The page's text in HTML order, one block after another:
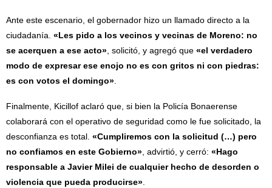
Ante este escenario, el gobernador hizo un llamado directo a la
ciudadanía. «Les pido a los vecinos y vecinas de Moreno: no
se acerquen a ese acto» , solicitó, y agregó que «el verdadero
modo de expresar ese enojo no es con gritos ni con piedras:
es con votos el domingo»
Finalmente, Kicillof aclaró que, si bien la Policía Bonaerense
colaborará con el operativo de seguridad como le fue solicitado, la
desconfianza es total. «Cumpliremos con la solicitud (…) pero
no confiamos en este Gobierno» , advirtió, y cerró: «Hago
responsable a Javier Milei de cualquier hecho de desorden o
violencia que pueda producirse»